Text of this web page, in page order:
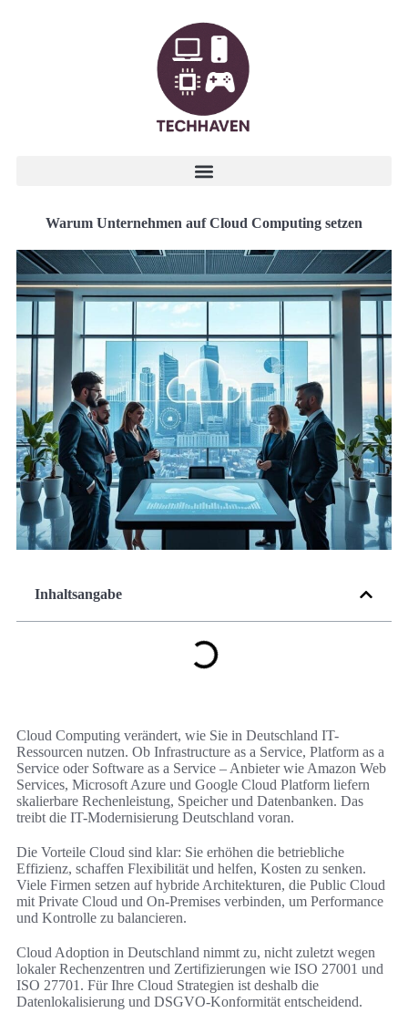
Warum Unternehmen auf Cloud Computing setzen
Inhaltsangabe
Cloud Computing verändert, wie Sie in Deutschland IT-
Ressourcen nutzen. Ob Infrastructure as a Service, Platform as a
Service oder Software as a Service – Anbieter wie Amazon Web
Services, Microsoft Azure und Google Cloud Platform liefern
skalierbare Rechenleistung, Speicher und Datenbanken. Das
treibt die IT-Modernisierung Deutschland voran.
Die Vorteile Cloud sind klar: Sie erhöhen die betriebliche
Effizienz, schaffen Flexibilität und helfen, Kosten zu senken.
Viele Firmen setzen auf hybride Architekturen, die Public Cloud
mit Private Cloud und On-Premises verbinden, um Performance
und Kontrolle zu balancieren.
Cloud Adoption in Deutschland nimmt zu, nicht zuletzt wegen
lokaler Rechenzentren und Zertifizierungen wie ISO 27001 und
ISO 27701. Für Ihre Cloud Strategien ist deshalb die
Datenlokalisierung und DSGVO-Konformität entscheidend.